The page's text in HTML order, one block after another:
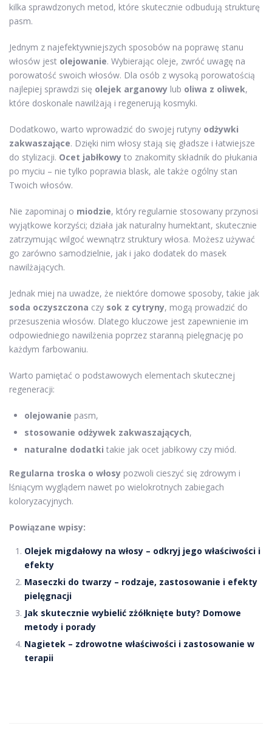
kilka sprawdzonych metod, które skutecznie odbudują strukturę
pasm.
Jednym z najefektywniejszych sposobów na poprawę stanu
włosów jest olejowanie. Wybierając oleje, zwróć uwagę na
porowatość swoich włosów. Dla osób z wysoką porowatością
najlepiej sprawdzi się olejek arganowy lub oliwa z oliwek,
które doskonale nawilżają i regenerują kosmyki.
Dodatkowo, warto wprowadzić do swojej rutyny odżywki
zakwaszające. Dzięki nim włosy stają się gładsze i łatwiejsze
do stylizacji. Ocet jabłkowy to znakomity składnik do płukania
po myciu – nie tylko poprawia blask, ale także ogólny stan
Twoich włosów.
Nie zapominaj o miodzie, który regularnie stosowany przynosi
wyjątkowe korzyści; działa jak naturalny humektant, skutecznie
zatrzymując wilgoć wewnątrz struktury włosa. Możesz używać
go zarówno samodzielnie, jak i jako dodatek do masek
nawilżających.
Jednak miej na uwadze, że niektóre domowe sposoby, takie jak
soda oczyszczona czy sok z cytryny, mogą prowadzić do
przesuszenia włosów. Dlatego kluczowe jest zapewnienie im
odpowiedniego nawilżenia poprzez staranną pielęgnację po
każdym farbowaniu.
Warto pamiętać o podstawowych elementach skutecznej
regeneracji:
olejowanie pasm,
stosowanie odżywek zakwaszających,
naturalne dodatki takie jak ocet jabłkowy czy miód.
Regularna troska o włosy pozwoli cieszyć się zdrowym i
lśniącym wyglądem nawet po wielokrotnych zabiegach
koloryzacyjnych.
Powiązane wpisy:
Olejek migdałowy na włosy – odkryj jego właściwości i
efekty
Maseczki do twarzy – rodzaje, zastosowanie i efekty
pielęgnacji
Jak skutecznie wybielić zżółknięte buty? Domowe
metody i porady
Nagietek – zdrowotne właściwości i zastosowanie w
terapii